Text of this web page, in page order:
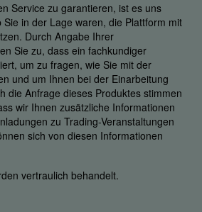
Service zu garantieren, ist es uns
in der Lage waren, die Plattform mit
Durch Angabe Ihrer
Sie zu, dass ein fachkundiger
um zu fragen, wie Sie mit der
und um Ihnen bei der Einarbeitung
die Anfrage dieses Produktes stimmen
wir Ihnen zusätzliche Informationen
zu Trading-Veranstaltungen
sich von diesen Informationen
vertraulich behandelt.